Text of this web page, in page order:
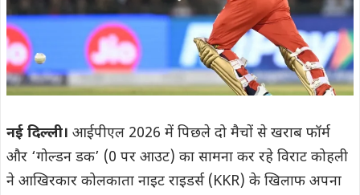
नई दिल्ली। आईपीएल 2026 में पिछले दो मैचों से खराब फॉर्म
और ‘गोल्डन डक’ (0 पर आउट) का सामना कर रहे विराट कोहली
ने आखिरकार कोलकाता नाइट राइडर्स (KKR) के खिलाफ अपना